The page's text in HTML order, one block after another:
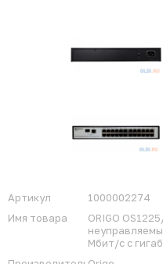
Артикул
1000002274
Имя товара
ORIGO
Мбит/с с